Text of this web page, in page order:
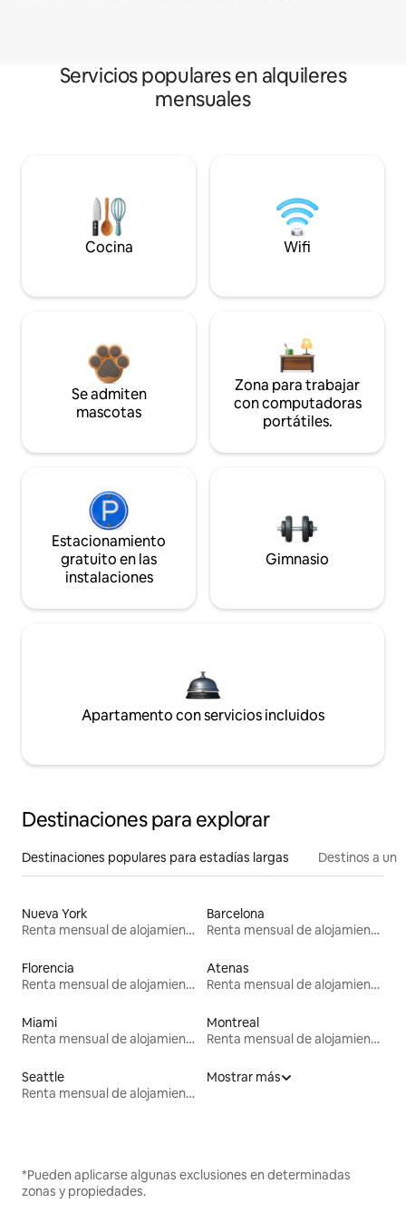
Servicios populares en alquileres
mensuales
Cocina Wifi
Se admiten
mascotas
Zona para trabajar
con computadoras
portátiles.
Estacionamiento
gratuito en las
instalaciones
Gimnasio
Apartamento con servicios incluidos
Destinaciones para explorar
Destinaciones populares para estadías largas Destinos a un
Nueva York
Renta mensual de alojamientos
Barcelona
Renta mensual de alojamientos
Florencia
Renta mensual de alojamientos
Atenas
Renta mensual de alojamientos
Miami
Renta mensual de alojamientos
Montreal
Renta mensual de alojamientos
Seattle
Renta mensual de alojamientos
Mostrar más
*Pueden aplicarse algunas exclusiones en determinadas
zonas y propiedades.